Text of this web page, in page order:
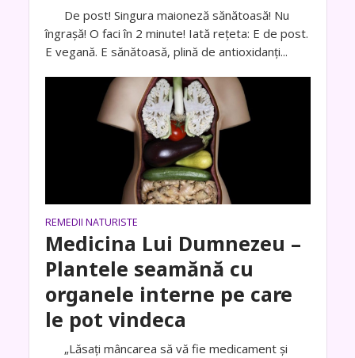
De post! Singura maioneză sănătoasă! Nu
îngrașă! O faci în 2 minute! Iată rețeta: E de post.
E vegană. E sănătoasă, plină de antioxidanți...
REMEDII NATURISTE
Medicina Lui Dumnezeu –
Plantele seamănă cu
organele interne pe care
le pot vindeca
„Lăsați mâncarea să vă fie medicament și